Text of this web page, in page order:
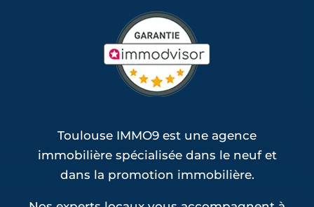
Toulouse IMMO9 est une agence
immobilière spécialisée dans le neuf et
dans la promotion immobilière.